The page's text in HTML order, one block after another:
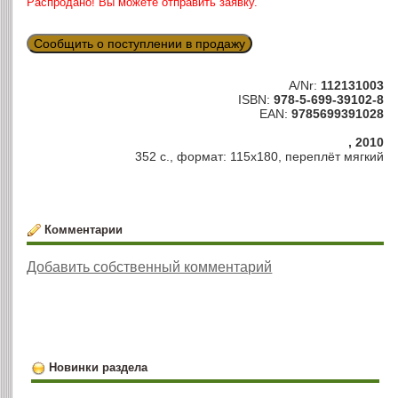
Сообщить о поступлении в продажу
A/Nr: 112131003
ISBN: 978-5-699-39102-8
EAN: 9785699391028
, 2010
352 с., формат: 115х180, переплёт мягкий
Комментарии
Добавить собственный комментарий
Новинки раздела